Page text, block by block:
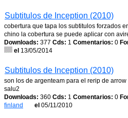
Subtitulos de Inception (2010)
cobertura que tapa los subtitulos forzados
chino la cobertura se puede aplicar con
Downloads: 377 Cds: 1 Comentarios: 0
el 13/05/2014
Subtitulos de Inception (2010)
son los de argenteam para el rerip de
salu2
Downloads: 360 Cds: 1 Comentarios: 0
finland
el 05/11/2010